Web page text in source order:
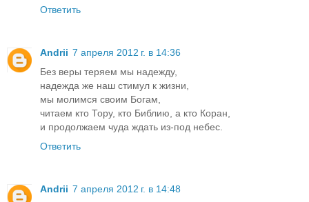
Ответить
Andrii 7 апреля 2012 г. в 14:36
Без веры теряем мы надежду,
надежда же наш стимул к жизни,
мы молимся своим Богам,
читаем кто Тору, кто Библию, а кто Коран,
и продолжаем чуда ждать из-под небес.
Ответить
Andrii 7 апреля 2012 г. в 14:48